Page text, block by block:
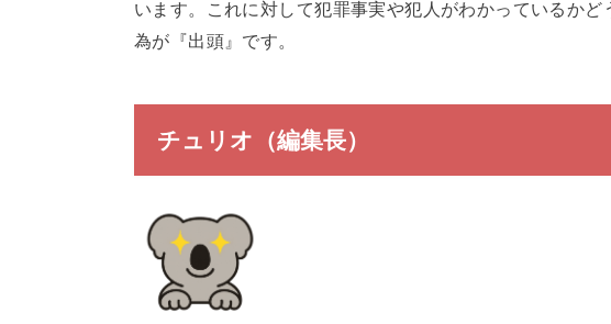
います。これに対して犯罪事実や犯人がわかっているか
為が『出頭』です。
チュリオ（編集長）